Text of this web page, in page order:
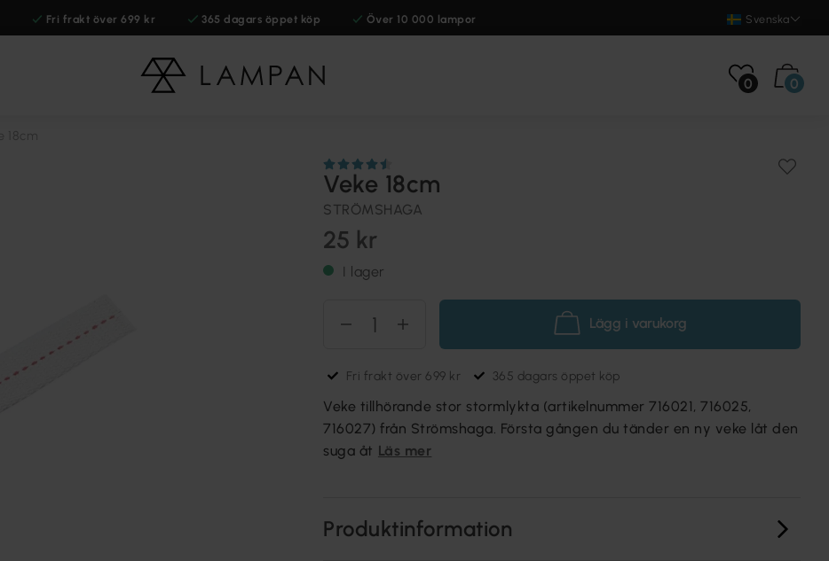
Fri frakt över 699 kr 365 dagars öppet köp Över 10 000 lampor Svenska
0 0
Veke 18cm
STRÖMSHAGA
25 kr
I lager
Lägg i varukorg
Fri frakt över 699 kr 365 dagars öppet köp
Veke tillhörande stor stormlykta (artikelnummer 716021, 716025,
716027) från Strömshaga. Första gången du tänder en ny veke låt den
suga åt Läs mer
Produktinformation